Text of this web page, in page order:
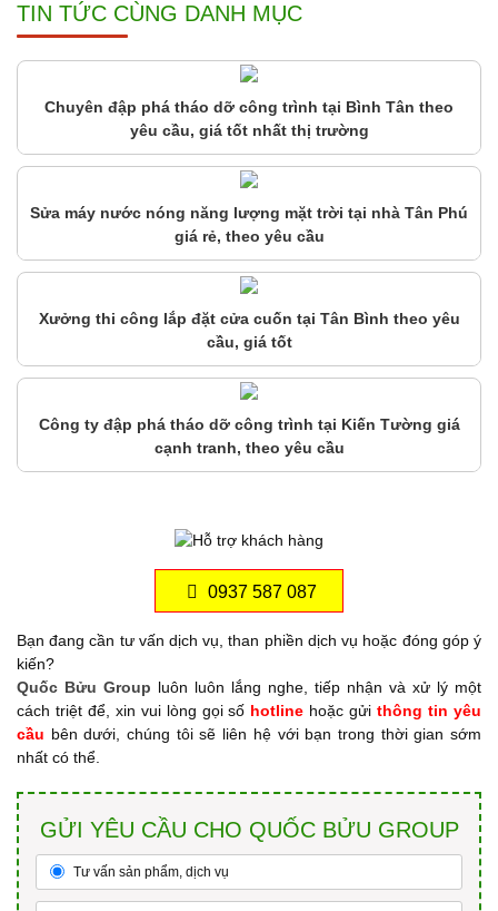
TIN TỨC CÙNG DANH MỤC
Chuyên đập phá tháo dỡ công trình tại Bình Tân theo
yêu cầu, giá tốt nhất thị trường
Sửa máy nước nóng năng lượng mặt trời tại nhà Tân Phú
giá rẻ, theo yêu cầu
Xưởng thi công lắp đặt cửa cuốn tại Tân Bình theo yêu
cầu, giá tốt
Công ty đập phá tháo dỡ công trình tại Kiến Tường giá
cạnh tranh, theo yêu cầu
0937 587 087
Bạn đang cần tư vấn dịch vụ, than phiền dịch vụ hoặc đóng góp ý
kiến?
Quốc Bửu Group luôn luôn lắng nghe, tiếp nhận và xử lý một
cách triệt để, xin vui lòng gọi số hotline hoặc gửithông tin yêu
cầu bên dưới, chúng tôi sẽ liên hệ với bạn trong thời gian sớm
nhất có thể.
GỬI YÊU CẦU CHO QUỐC BỬU GROUP
Tư vấn sản phẩm, dịch vụ